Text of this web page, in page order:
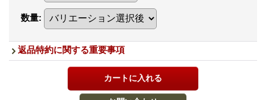
数量:
返品特約に関する重要事項